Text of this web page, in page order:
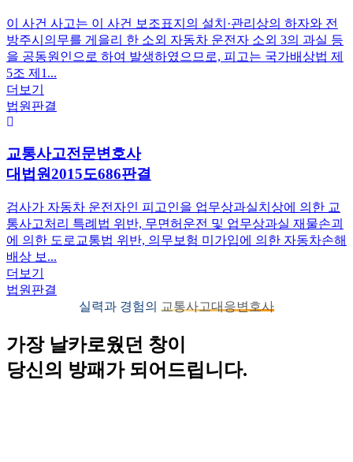
이 사건 사고는 이 사건 보조표지의 설치·관리상의 하자와 전
방주시의무를 게을리 한 소외 자동차 운전자 소외 3의 과실 등
을 공동원인으로 하여 발생하였으므로, 피고는 국가배상법 제
5조 제1...
더보기
법원판결
교통사고전문변호사
대법원2015도686판결
검사가 자동차 운전자인 피고인을 업무상과실치상에 의한 교
통사고처리 특례법 위반, 무면허운전 및 업무상과실 재물손괴
에 의한 도로교통법 위반, 의무보험 미가입에 의한 자동차손해
배상 보...
더보기
법원판결
실력과 경험의 교통사고대응변호사
가장 날카로웠던 창이
당신의 방패가 되어드립니다.